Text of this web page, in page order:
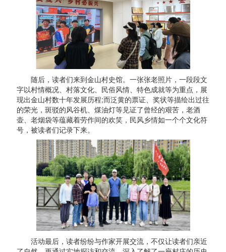
随后，读者们来到金山村史馆。一张张老照片，一段段文
字以村情概况、村落文化、民俗风情、特色成就等为重点，展
现出金山村数十年发展历程;而泛黄的票证、奖状等描绘出过往
的荣光，斑驳的风谷机、煤油灯等见证了曾经的艰苦，老酒
壶、老烟袋等蕴藏着劳作间的欢笑，民风乡情如一个个文化符
号，被读者们记录下来。
活动最后，读者纷纷与作家开展交流，不仅让读者们亲近